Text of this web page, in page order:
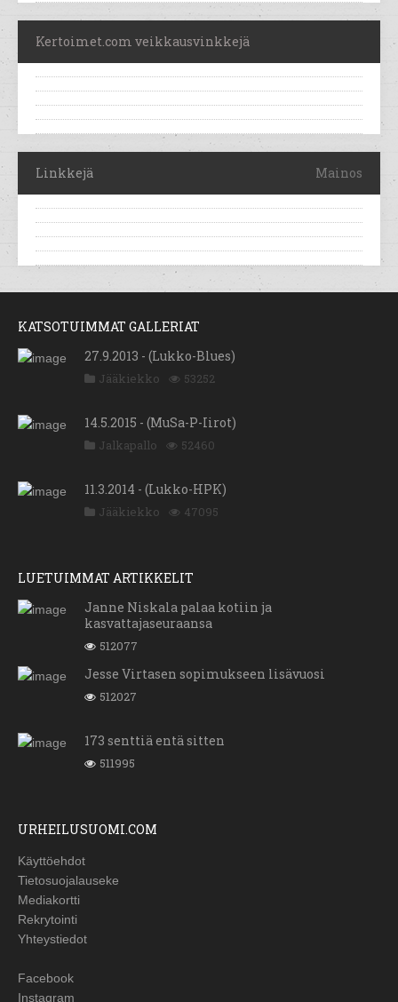
Kertoimet.com veikkausvinkkejä
Linkkejä Mainos
KATSOTUIMMAT GALLERIAT
27.9.2013 - (Lukko-Blues)
Jääkiekko 53252
14.5.2015 - (MuSa-P-Iirot)
Jalkapallo 52460
11.3.2014 - (Lukko-HPK)
Jääkiekko 47095
LUETUIMMAT ARTIKKELIT
Janne Niskala palaa kotiin ja
kasvattajaseuraansa
512077
Jesse Virtasen sopimukseen lisävuosi
512027
173 senttiä entä sitten
511995
URHEILUSUOMI.COM
Käyttöehdot
Tietosuojalauseke
Mediakortti
Rekrytointi
Yhteystiedot
Facebook
Instagram